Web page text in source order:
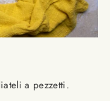
a pezzetti.